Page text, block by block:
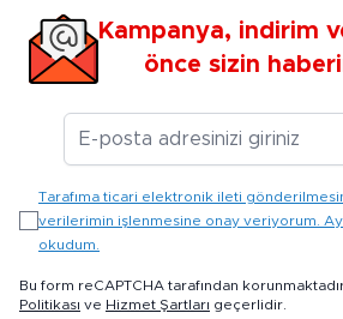
Kampanya, indirim
önce sizin
E-posta
Tarafıma ticari elektronik ileti
verilerimin işlenmesine onay veriyorum.
okudum.
Bu form reCAPTCHA tarafından
Politikası ve Hizmet Şartları geçerlidir.